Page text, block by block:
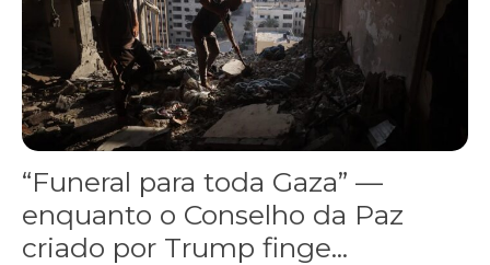
“Funeral para toda Gaza” —
enquanto o Conselho da Paz
criado por Trump finge...